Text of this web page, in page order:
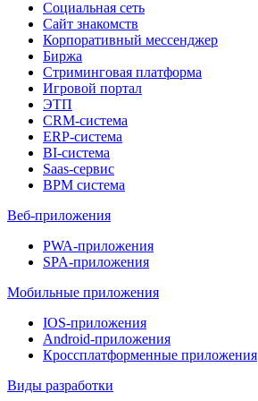
Социальная сеть
Сайт знакомств
Корпоративный мессенджер
Биржа
Стриминговая платформа
Игровой портал
ЭТП
CRM-система
ERP-система
BI-система
Saas-сервис
BPM система
Веб-приложения
PWA-приложения
SPA-приложения
Мобильные приложения
IOS-приложения
Android-приложения
Кроссплатформенные приложения
Виды разработки